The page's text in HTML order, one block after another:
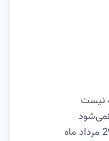
نیست
نمی‌شود